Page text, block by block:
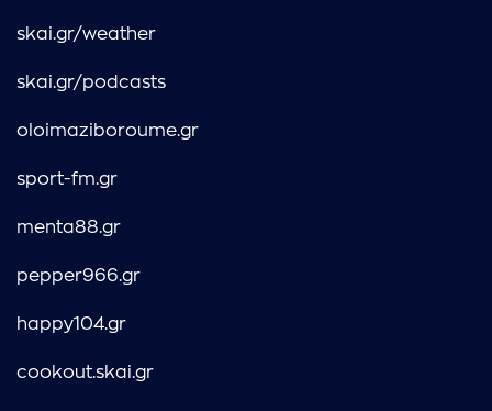
skai.gr/weather
skai.gr/podcasts
oloimaziboroume.gr
sport-fm.gr
menta88.gr
pepper966.gr
happy104.gr
cookout.skai.gr